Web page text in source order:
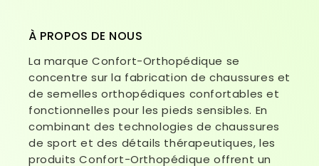
À PROPOS DE NOUS
La marque Confort-Orthopédique se
concentre sur la fabrication de chaussures et
de semelles orthopédiques confortables et
fonctionnelles pour les pieds sensibles. En
combinant des technologies de chaussures
de sport et des détails thérapeutiques, les
produits Confort-Orthopédique offrent un